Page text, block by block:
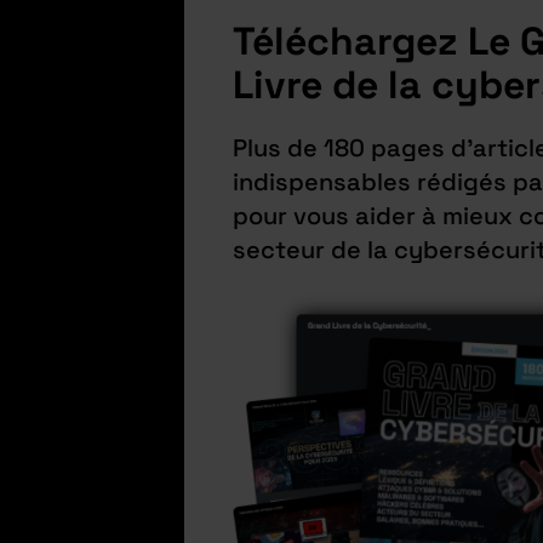
Téléchargez Le
Livre de la
Plus de 180 pages
indispensables rédigés
pour vous aider à mieux
secteur de la